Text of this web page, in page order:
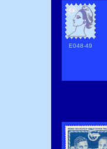
E048-49